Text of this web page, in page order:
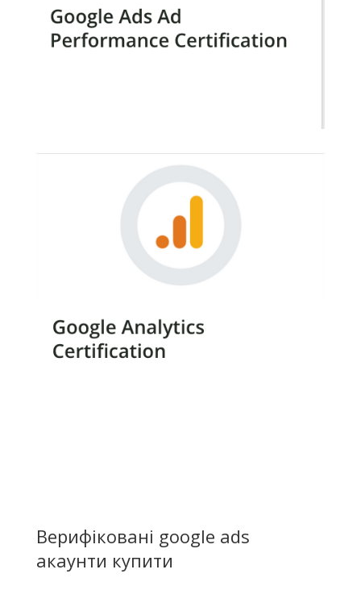
Верифіковані google ads
акаунти купити